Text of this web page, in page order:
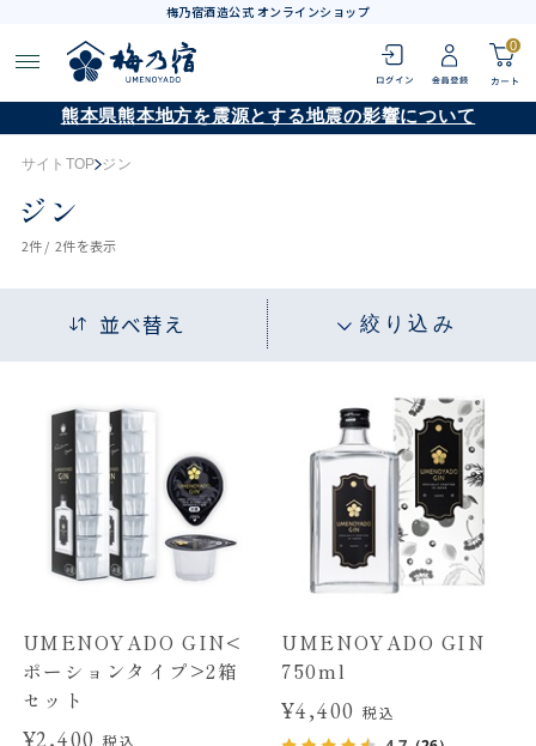
梅乃宿酒造公式 オンラインショップ
0
熊本県熊本地方を震源とする地震の影響について
サイトTOP ジン
ジン
2件 / 2件を表示
並べ替え 絞り込み
UMENOYADO GIN<
ポーションタイプ>2箱
セット
¥2,400税込
UMENOYADO GIN
750ml
¥4,400 税込